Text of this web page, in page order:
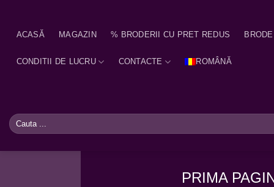
contentACASĂ MAGAZIN % BRODERII CU PRET REDUS
CONDITII DE LUCRU CONTACTE ROMÂNĂ
Caută
după:
PRIMA